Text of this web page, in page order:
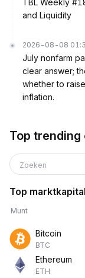
TBL Weekly
and Liquidity
2026-08-08
July nonfarm
clear answer;
whether to
inflation.
Top
Zoeken
Top
Munt
Bitcoin
BTC
Ethereum
ETH